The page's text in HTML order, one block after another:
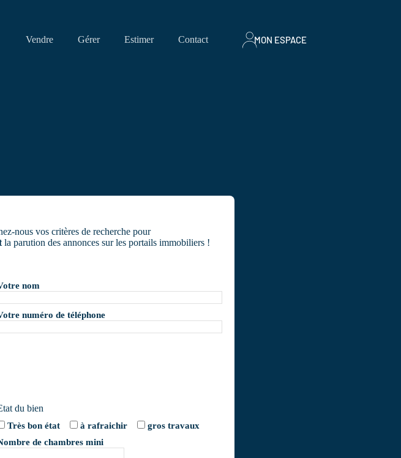
Vendre Gérer Estimer Contact MON ESPACE
nous vos critères de recherche pour
la parution des annonces sur les portails immobiliers !
nom
numéro de téléphone
du bien
Très bon état à rafraichir
gros travaux
de chambres mini